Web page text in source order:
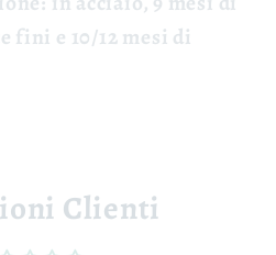
fini e 10/12 mesi di
Clienti